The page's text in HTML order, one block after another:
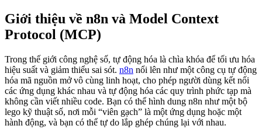
Giới thiệu về n8n và Model Context
Protocol (MCP)
Trong thế giới công nghệ số, tự động hóa là chìa khóa để tối ưu hóa
hiệu suất và giảm thiểu sai sót. n8n nổi lên như một công cụ tự động
hóa mã nguồn mở vô cùng linh hoạt, cho phép người dùng kết nối
các ứng dụng khác nhau và tự động hóa các quy trình phức tạp mà
không cần viết nhiều code. Bạn có thể hình dung n8n như một bộ
lego kỹ thuật số, nơi mỗi “viên gạch” là một ứng dụng hoặc một
hành động, và bạn có thể tự do lắp ghép chúng lại với nhau.